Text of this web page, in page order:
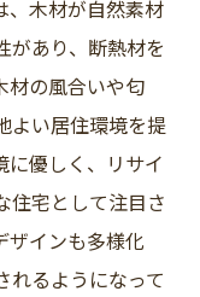
、木材が自然素材
があり、断熱材を
材の風合いや匂
よい居住環境を提
に優しく、リサイ
住宅として注目さ
ザインも多様化
れるようになって